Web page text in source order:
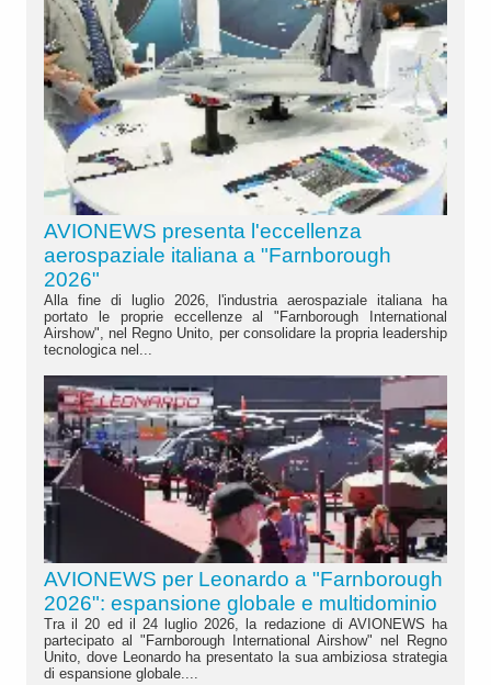
AVIONEWS presenta l'eccellenza
aerospaziale italiana a "Farnborough
2026"
Alla fine di luglio 2026, l'industria aerospaziale italiana ha
portato le proprie eccellenze al "Farnborough International
Airshow", nel Regno Unito, per consolidare la propria leadership
tecnologica nel...
AVIONEWS per Leonardo a "Farnborough
2026": espansione globale e multidominio
Tra il 20 ed il 24 luglio 2026, la redazione di AVIONEWS ha
partecipato al "Farnborough International Airshow" nel Regno
Unito, dove Leonardo ha presentato la sua ambiziosa strategia
di espansione globale....